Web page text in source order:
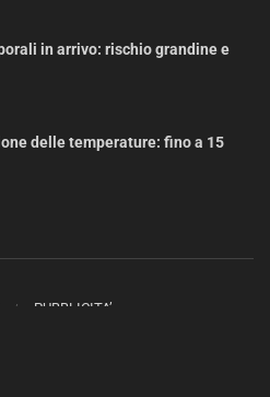
in arrivo: rischio grandine e
delle temperature: fino a 15
PUBBLICITA’